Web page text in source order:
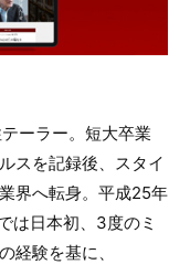
ーラー。短大卒業
スを記録後、スタイ
界へ転身。平成25年
は日本初、3度のミ
経験を基に、